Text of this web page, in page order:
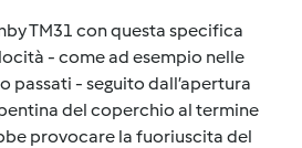
TM31 con questa specifica
- come ad esempio nelle
passati - seguito dall’apertura
del coperchio al termine
provocare la fuoriuscita del